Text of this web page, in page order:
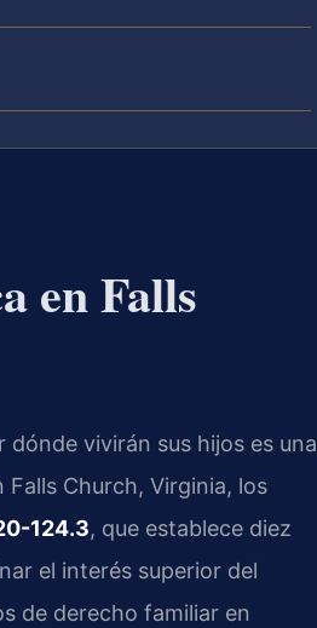
en Falls
vivirán sus hijos es una
Church, Virginia, los
124.3, que establece diez
el interés superior del
de derecho familiar en